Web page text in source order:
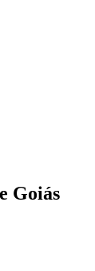
Goiás